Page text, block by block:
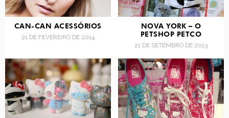
CAN-CAN ACESSÓRIOS
21 DE FEVEREIRO DE 2014
NOVA YORK – O
PETSHOP PETCO
21 DE SETEMBRO DE 2013